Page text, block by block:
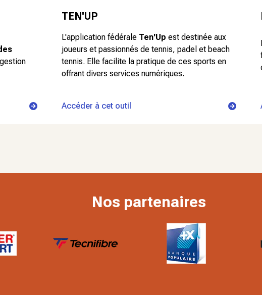
TEN'UP
L'application fédérale Ten'Up est destinée aux
joueurs et passionnés de tennis, padel et beach
tennis. Elle facilite la pratique de ces sports en
offrant divers services numériques.
Accéder à cet outil
Nos partenaires